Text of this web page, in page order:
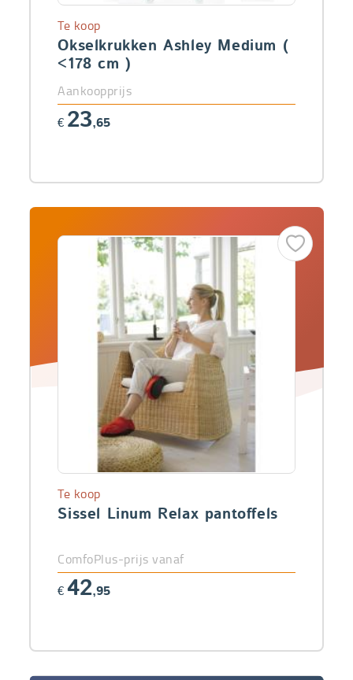
Okselkrukken Ashley Medium (
<178 cm )
Te koop
Aankoopprijs
€ 23,65
Sissel Linum Relax pantoffels
Te koop
ComfoPlus-prijs vanaf
€ 42,95